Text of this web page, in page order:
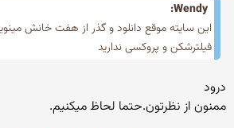
Wendy:
این سایته موقع دانلود و گذر از هفت خانش
فیلترشکن و پروکسی ندارید
درود
ممنون از نظرتون.حتما لحاظ میکنیم.